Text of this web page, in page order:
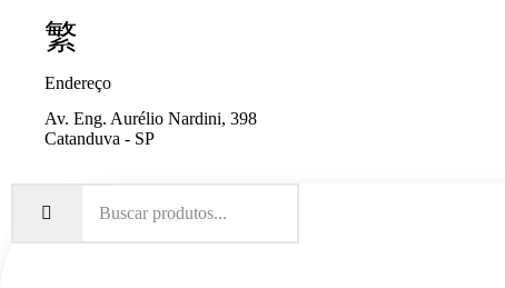
Endereço
Av. Eng. Aurélio Nardini, 398
Catanduva - SP